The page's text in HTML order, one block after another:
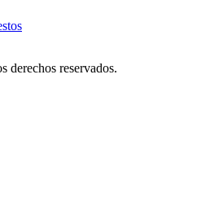
derechos reservados.